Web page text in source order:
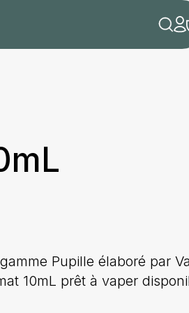
Pupille élaboré par
10mL prêt à vaper